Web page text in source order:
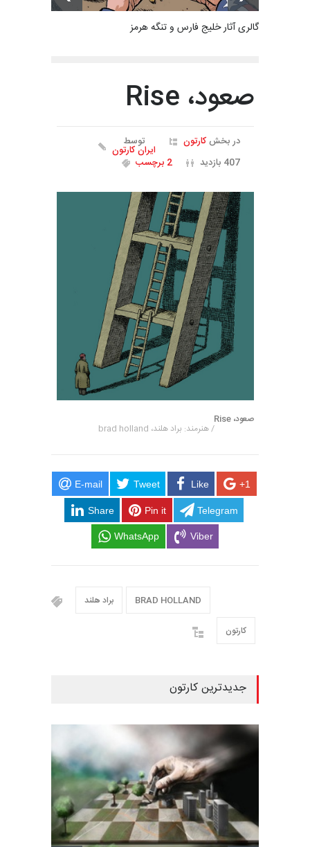
گالری آثار خلیج فارس و تنگه هرمز
صعود، Rise
در بخشکارتون توسط
ایران کارتون
407 بازدید
2 برچسب
صعود، Rise
/ هنرمند: براد هلند، brad holland
E-mail Tweet Like +1
Share Pin it Telegram
WhatsApp Viber
براد هلند BRAD HOLLAND
کارتون
جدیدترین کارتون